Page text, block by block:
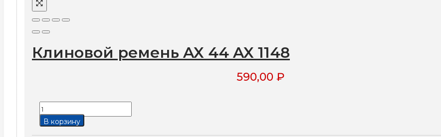
Клиновой ремень AX 44 AX 1148
590,00₽
Количество
товара
В корзину